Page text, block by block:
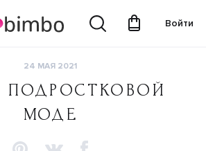
Войти
24 МАЯ 2021
ПОДРОСТКОВОЙ
МОДЕ